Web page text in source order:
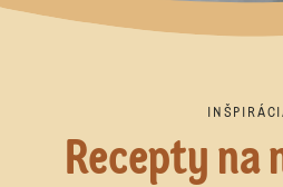
Recepty na